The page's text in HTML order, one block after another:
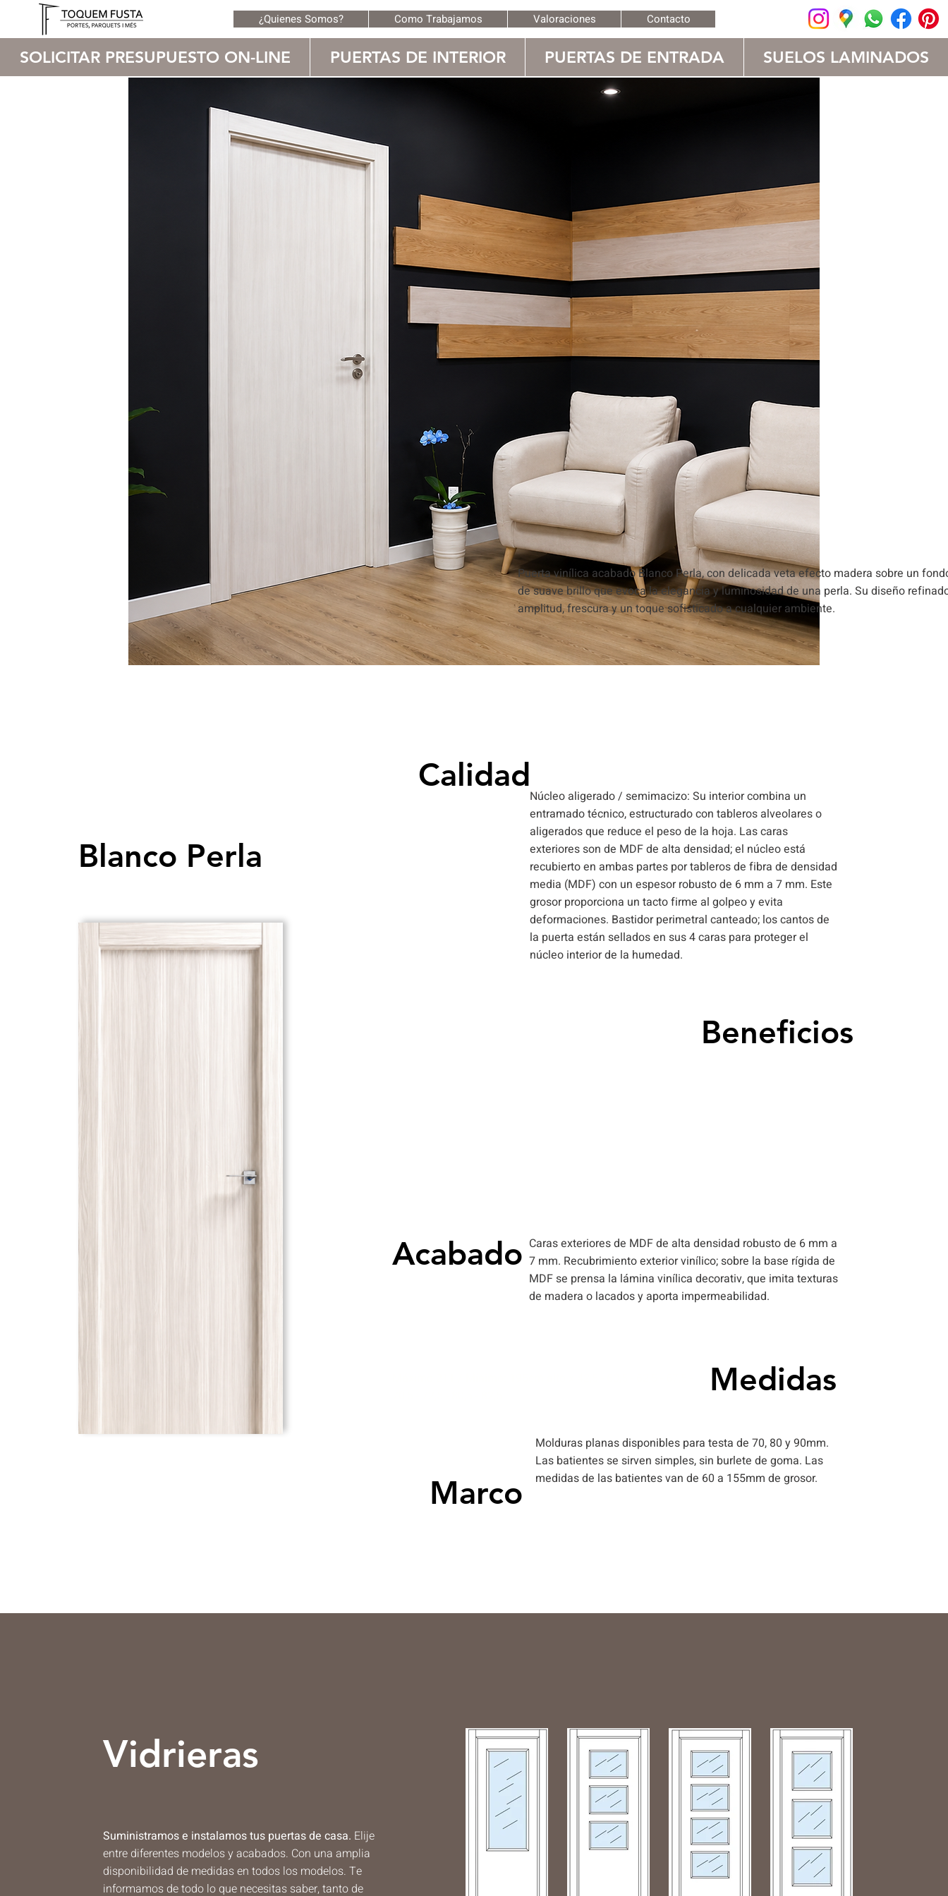
¿Quienes Somos? Como Trabajamos Valoraciones Contacto
SOLICITAR PRESUPUESTO ON-LINE PUERTAS DE INTERIOR PUERTAS DE ENTRADA SUELOS LAMINADOS
Puerta vinílica acabado Blanco Perla, con delicada veta efecto madera sobre un
de suave brillo que evoca la elegancia y luminosidad de una perla. Su diseño
amplitud, frescura y un toque sofisticado a cualquier ambiente.
Blanco Perla
Núcleo aligerado / semimacizo: Su interior combina un
entramado técnico, estructurado con tableros alveolares o
aligerados que reduce el peso de la hoja. Las caras
exteriores son de MDF de alta densidad; el núcleo está
recubierto en ambas partes por tableros de fibra de densidad
media (MDF) con un espesor robusto de 6 mm a 7 mm. Este
grosor proporciona un tacto firme al golpeo y evita
deformaciones. Bastidor perimetral canteado; los cantos de
la puerta están sellados en sus 4 caras para proteger el
núcleo interior de la humedad.
Calidad
Beneficios
Caras exteriores de MDF de alta densidad robusto de 6 mm a
7 mm. Recubrimiento exterior vinílico; sobre la base rígida de
MDF se prensa la lámina vinílica decorativ, que imita texturas
de madera o lacados y aporta impermeabilidad.
Acabado
Medidas
Molduras planas disponibles para testa de 70, 80 y 90mm.
Las batientes se sirven simples, sin burlete de goma. Las
medidas de las batientes van de 60 a 155mm de grosor.
Marco
Vidrieras
Suministramos e instalamos tus puertas de casa. ​​Elije
entre diferentes modelos y acabados. Con una amplia
disponibilidad de medidas en todos los modelos. Te
informamos de todo lo que necesitas saber, tanto de